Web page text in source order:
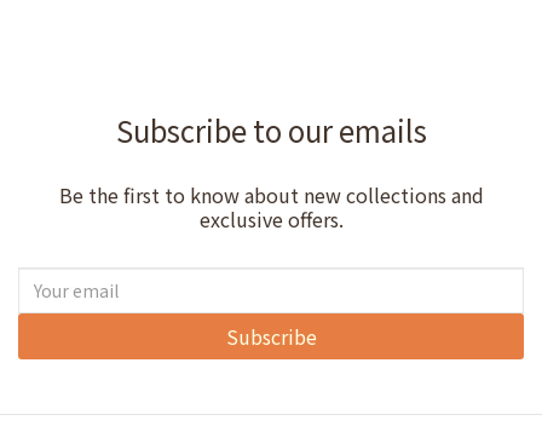
Subscribe to our emails
Be the first to know about new collections and
exclusive offers.
Subscribe